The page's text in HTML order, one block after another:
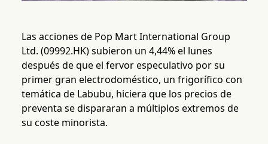
Las acciones de Pop Mart International Group
Ltd. (09992.HK) subieron un 4,44% el lunes
después de que el fervor especulativo por su
primer gran electrodoméstico, un frigorífico con
temática de Labubu, hiciera que los precios de
preventa se dispararan a múltiplos extremos de
su coste minorista.